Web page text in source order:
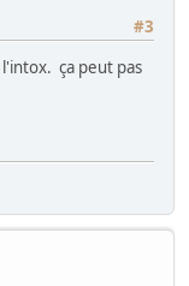
#3
l'intox. ça peut pas